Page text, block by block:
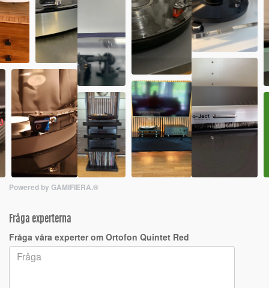
Powered by GAMIFIERA.®
Fråga experterna
Fråga våra experter om Ortofon Quintet Red